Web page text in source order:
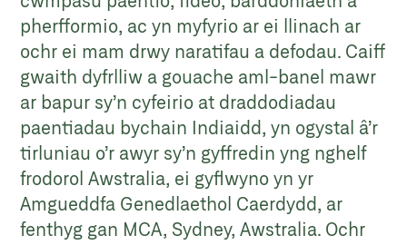
pherfformio, ac yn myfyrio ar ei llinach ar
ochr ei mam drwy naratifau a defodau. Caiff
gwaith dyfrlliw a gouache aml-banel mawr
ar bapur sy’n cyfeirio at draddodiadau
paentiadau bychain Indiaidd, yn ogystal â’r
tirluniau o’r awyr sy’n gyffredin yng nghelf
frodorol Awstralia, ei gyflwyno yn yr
Amgueddfa Genedlaethol Caerdydd, ar
fenthyg gan MCA, Sydney, Awstralia. Ochr